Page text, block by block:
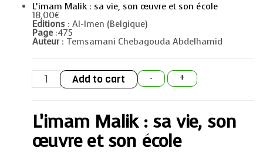
L’imam Malik : sa vie, son œuvre et son école
18,00€
Editions : Al-Imen (Belgique)
Page:475
Auteur : Temsamani Chebagouda Abdelhamid
-
L'imam
Malik
:
son
œuvre
et
son
+
Add to cart
L’imam Malik : sa vie, son
œuvre et son école